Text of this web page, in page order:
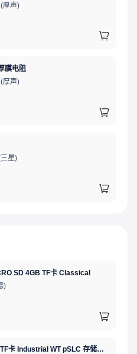
厚声)
膜电阻
厚声)
星)
SD 4GB TF卡 Classical
)
工业级宽温 16GB TF卡 Industrial WT pSLC 存储卡 MICRO SD LDPC纠错 PE 30K 无人机、行车记录仪、安防监控适配